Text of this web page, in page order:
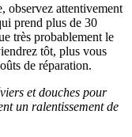
observez attentivement
prend plus de 30
très probablement le
tôt, plus vous
de réparation.
et douches pour
un ralentissement de